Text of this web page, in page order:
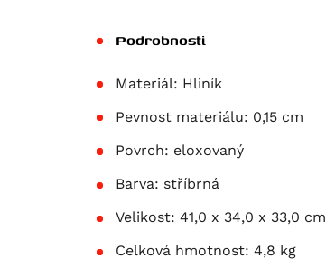
Podrobnosti
Materiál: Hliník
Pevnost materiálu: 0,15 cm
Povrch: eloxovaný
Barva: stříbrná
Velikost: 41,0 x 34,0 x 33,0 cm
Celková hmotnost: 4,8 kg